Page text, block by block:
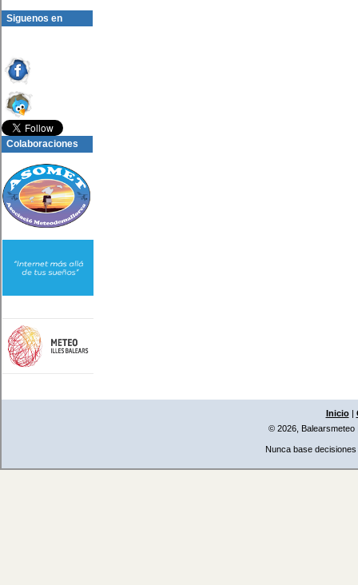
Siguenos en
Colaboraciones
Inicio|
© 2026, Balearsmeteo
Nunca base